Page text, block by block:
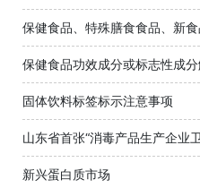
保健食品、特殊膳食食品、新
保健食品功效成分或标志性成
固体饮料标签标示注意事项
山东省首张“消毒产品生产企业
新兴蛋白质市场